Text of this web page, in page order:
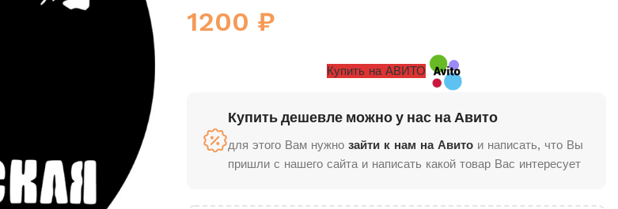
1200 ₽
Купить на АВИТО
Купить дешевле можно у нас на Авито
для этого Вам нужно зайти к нам на Авитои написать, что Вы
пришли с нашего сайта и написать какой товар Вас интересует